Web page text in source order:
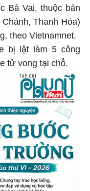
Bả Vai, thuộc bản
Thanh Hóa)
theo Vietnamnet.
bị lật làm 5 công
tử vong tại chỗ.